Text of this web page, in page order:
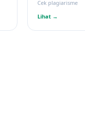
Cek plagiarisme
Lihat →